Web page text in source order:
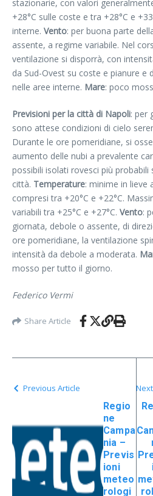
stazionarie, con valori
+28°C sulle coste e tra +28°C e
interne. Vento: per buona parte
assente, a regime variabile. Nel
ventilazione si disporrà, con
da Sud-Ovest su coste e pianure e
nelle aree interne. Mare: poco
Previsioni per la città di Napoli: per
sono attese condizioni di cielo
Durante le ore pomeridiane, si
aumento delle nubi a prevalente
possibili isolati rovesci più probabili
città. Temperature: minime in lieve
compresi tra +20°C e +22°C.
variabili tra +25°C e +27°C. Vento:
giornata, debole o assente, di
ore pomeridiane, la ventilazione
intensità da debole a moderata.
mosso per tutto il giorno.
Federico Vermi
Share Article
Previous Article
Regio
ne
Campa
nia –
Previs
ioni
meteo
rologi